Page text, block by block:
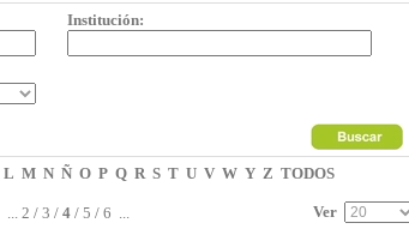
Institución:
L M N Ñ O P Q R S T U V W Y Z TODOS
... 2 / 3 / 4 / 5 / 6 ... Ver